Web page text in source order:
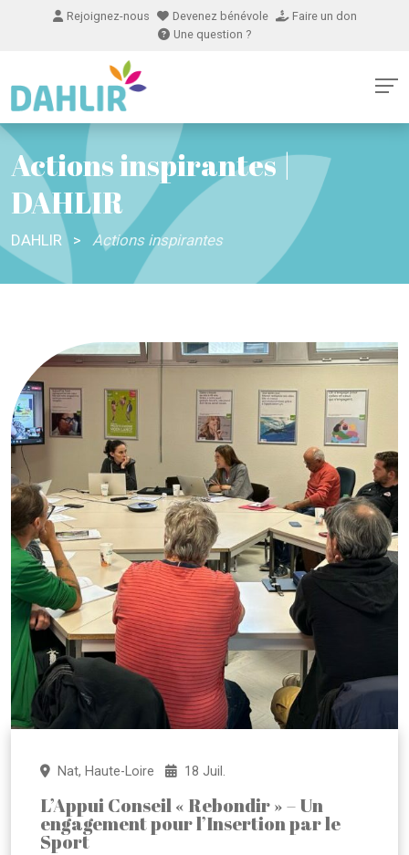
Rejoignez-nous Devenez bénévole
Faire un don
Une question ?
Actions inspirantes |
DAHLIR
DAHLIR > Actions inspirantes
Nat, Haute-Loire 18 Juil.
L’Appui Conseil « Rebondir » – Un
engagement pour l’Insertion par le
Sport